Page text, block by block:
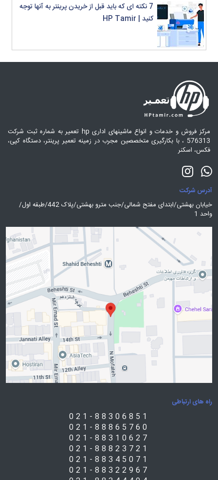
7 نکته ای که باید قبل از خریدن پرینتر به آنها توجه
کنید | HP Tamir
مرکز فروش و خدمات و انواع ماشینهای اداری hp تعمیر به شماره ثبت شرکت
576313 ، با بکارگیری متخصصین مجرب در زمینه تعمیر پرینتر، دستگاه کپی،
فکس، اسکنر
آدرس شرکت
خیابان بهشتی/ابتدای مفتح شمالی/جنب مترو بهشتی/پلاک 442/طبقه اول/
واحد 1
راه های ارتباطی
021-88306851
021-88865760
021-88310627
021-88823721
021-88345071
021-88322967